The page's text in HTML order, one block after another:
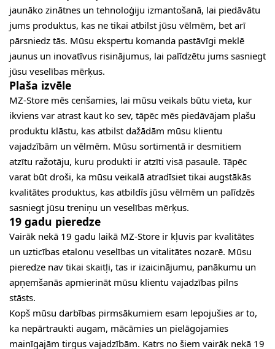
jaunāko zinātnes un tehnoloģiju izmantošanā, lai piedāvātu
jums produktus, kas ne tikai atbilst jūsu vēlmēm, bet arī
pārsniedz tās. Mūsu ekspertu komanda pastāvīgi meklē
jaunus un inovatīvus risinājumus, lai palīdzētu jums sasniegt
jūsu veselības mērķus.
Plaša izvēle
MZ-Store mēs cenšamies, lai mūsu veikals būtu vieta, kur
ikviens var atrast kaut ko sev, tāpēc mēs piedāvājam plašu
produktu klāstu, kas atbilst dažādām mūsu klientu
vajadzībām un vēlmēm. Mūsu sortimentā ir desmitiem
atzītu ražotāju, kuru produkti ir atzīti visā pasaulē. Tāpēc
varat būt droši, ka mūsu veikalā atradīsiet tikai augstākās
kvalitātes produktus, kas atbildīs jūsu vēlmēm un palīdzēs
sasniegt jūsu treniņu un veselības mērķus.
19 gadu pieredze
Vairāk nekā 19 gadu laikā MZ-Store ir kļuvis par kvalitātes
un uzticības etalonu veselības un vitalitātes nozarē. Mūsu
pieredze nav tikai skaitļi, tas ir izaicinājumu, panākumu un
apņemšanās apmierināt mūsu klientu vajadzības pilns
stāsts.
Kopš mūsu darbības pirmsākumiem esam lepojušies ar to,
ka nepārtraukti augam, mācāmies un pielāgojamies
mainīgajām tirgus vajadzībām. Katrs no šiem vairāk nekā 19